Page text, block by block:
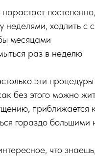
нарастает
неделями, ходлить
месяцами
раз в неделю
эти
без этого можно
приближается
гораздо большими
что